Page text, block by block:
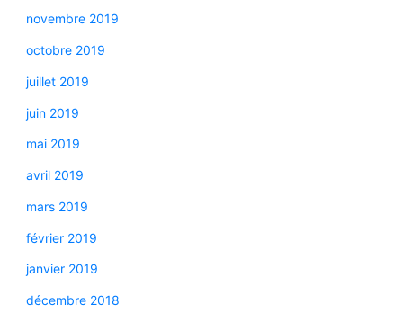
novembre 2019
octobre 2019
juillet 2019
juin 2019
mai 2019
avril 2019
mars 2019
février 2019
janvier 2019
décembre 2018